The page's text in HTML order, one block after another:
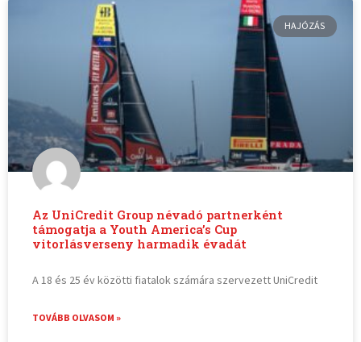
HAJÓZÁS
Az UniCredit Group névadó partnerként
támogatja a Youth America’s Cup
vitorlásverseny harmadik évadát
A 18 és 25 év közötti fiatalok számára szervezett UniCredit
TOVÁBB OLVASOM »